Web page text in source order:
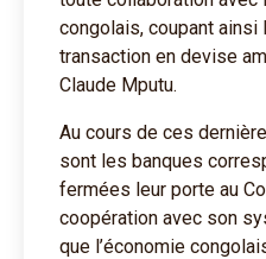
congolais, coupant ainsi
transaction en devise
Claude Mputu.
Au cours de ces
sont les banques
fermées leur porte au
coopération avec son
que l’économie